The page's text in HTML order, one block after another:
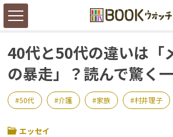
40代と50代の違いは「
の暴走」？読んで驚く一
50代 介護 家族 村井理子
エッセイ